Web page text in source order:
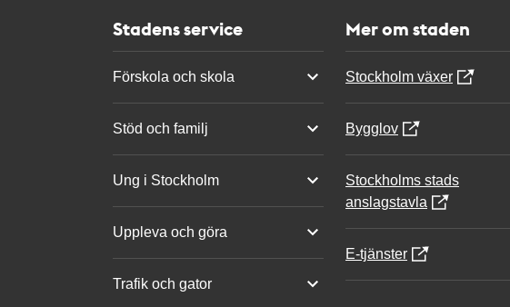
Stadens service
Förskola och skola
Stöd och familj
Ung i Stockholm
Uppleva och göra
Trafik och gator
Mer om staden
Stockholm växer
Bygglov
Stockholms stads
anslagstavla
E-tjänster